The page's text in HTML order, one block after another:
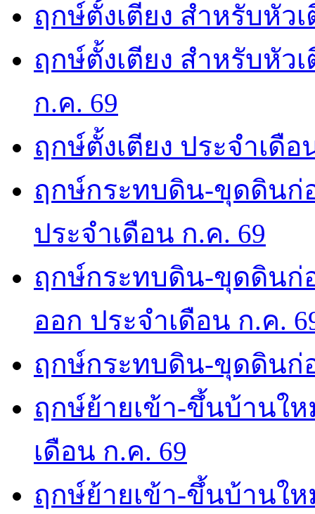
ฤกษ์ตั้งเตียง สำหรับหัว
ฤกษ์ตั้งเตียง สำหรับหัว
ก.ค. 69
ฤกษ์ตั้งเตียง ประจำเดือ
ฤกษ์กระทบดิน-ขุดดินก่
ประจำเดือน ก.ค. 69
ฤกษ์กระทบดิน-ขุดดินก่
ออก ประจำเดือน ก.ค.
ฤกษ์กระทบดิน-ขุดดินก่
ฤกษ์ย้ายเข้า-ขึ้นบ้านใ
เดือน ก.ค. 69
ฤกษ์ย้ายเข้า-ขึ้นบ้านใ